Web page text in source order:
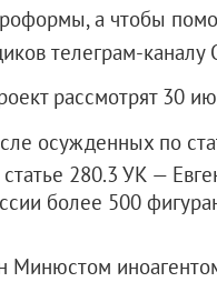
а чтобы
телеграм-каналу
рассмотрят 30
осужденных по
280.3 УК —
более 500
Минюстом